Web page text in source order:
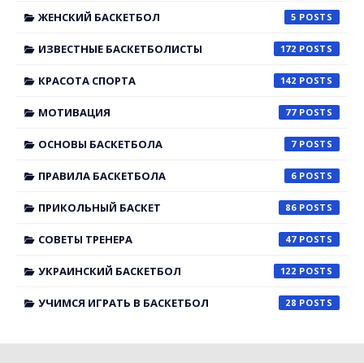
ЖЕНСКИЙ БАСКЕТБОЛ 5
ИЗВЕСТНЫЕ БАСКЕТБОЛИСТЫ 172
КРАСОТА СПОРТА 142
МОТИВАЦИЯ 77
ОСНОВЫ БАСКЕТБОЛА 7
ПРАВИЛА БАСКЕТБОЛА 6
ПРИКОЛЬНЫЙ БАСКЕТ 86
СОВЕТЫ ТРЕНЕРА 47
УКРАИНСКИЙ БАСКЕТБОЛ 122
УЧИМСЯ ИГРАТЬ В БАСКЕТБОЛ 28